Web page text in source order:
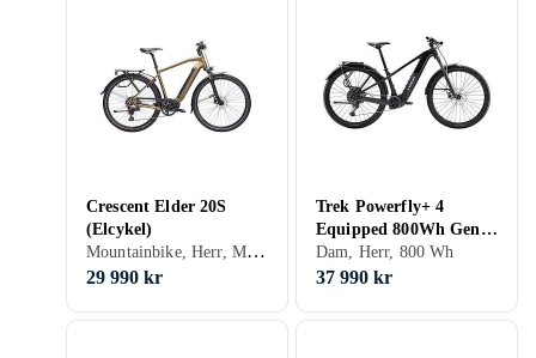
Crescent Elder 20S
(Elcykel)
Mountainbike, Herr, Mittmonterad, 500 Wh
29 990 kr
Trek Powerfly+ 4
Equipped 800Wh Gen 5
(Elektrisk)
Dam, Herr, 800 Wh
37 990 kr